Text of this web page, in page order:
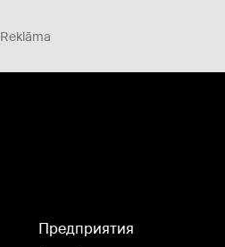
Reklāma
Предприятия